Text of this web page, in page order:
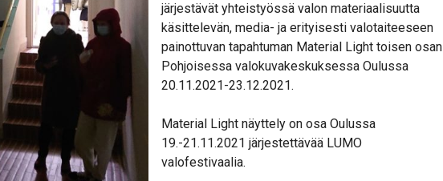
järjestävät yhteistyössä valon materiaalisuutta
käsittelevän, media- ja erityisesti valotaiteeseen
painottuvan tapahtuman Material Light toisen osan
Pohjoisessa valokuvakeskuksessa Oulussa
20.11.2021-23.12.2021.
Material Light näyttely on osa Oulussa
19.-21.11.2021 järjestettävää LUMO
valofestivaalia.